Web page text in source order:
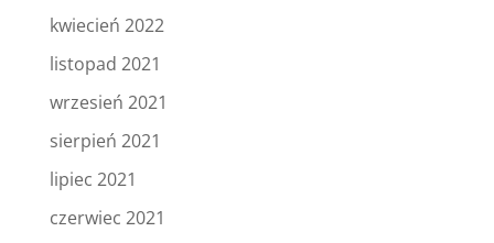
kwiecień 2022
listopad 2021
wrzesień 2021
sierpień 2021
lipiec 2021
czerwiec 2021